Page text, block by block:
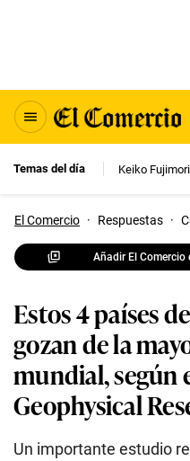
Temas del día Keiko Fujimori
El Comercio · Respuestas ·
Añadir El Comercio
Estos 4 países
gozan de la
mundial, según
Geophysical
Un importante estudio